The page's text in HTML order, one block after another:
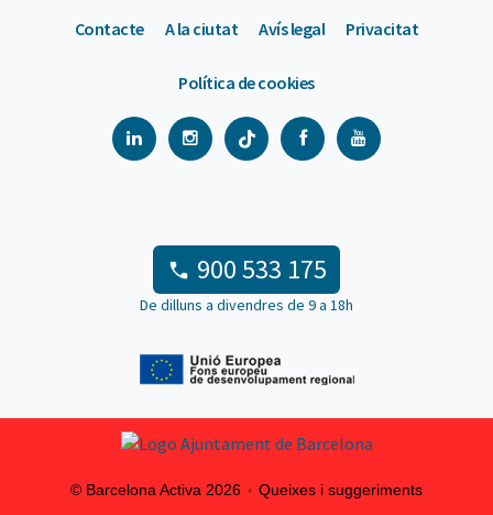
Contacte A la ciutat Avís legal Privacitat
Política de cookies
900 533 175
De dilluns a divendres de 9 a 18h
© Barcelona Activa 2026 Queixes i suggeriments